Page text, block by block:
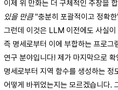
이제 위 만화는 더 구체적인 주장을
있을 만큼"충분히 포괄적이고 정확
그런데 이것은 LLM 이전에도 사실이
즉 명세로부터 이에 부합하는 프로그
연구 분야입니다! 제가 마지막으로
명세로부터 지역 함수를 생성하는 정
어떻게 바뀌었는지는 모르겠습니다.